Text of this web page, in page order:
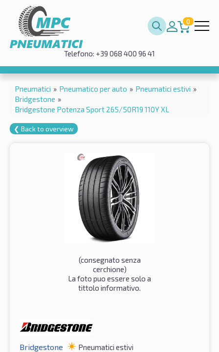
0
Telefono: +39 068 400 96 41
Pneumatici » Pneumatico per auto » Pneumatici estivi »
Bridgestone »
Bridgestone Potenza Sport 265/50R19 110Y XL
❮ Back to overview
(consegnato senza
cerchione)
La foto puo essere solo a
tittolo informativo.
Bridgestone Pneumatici estivi